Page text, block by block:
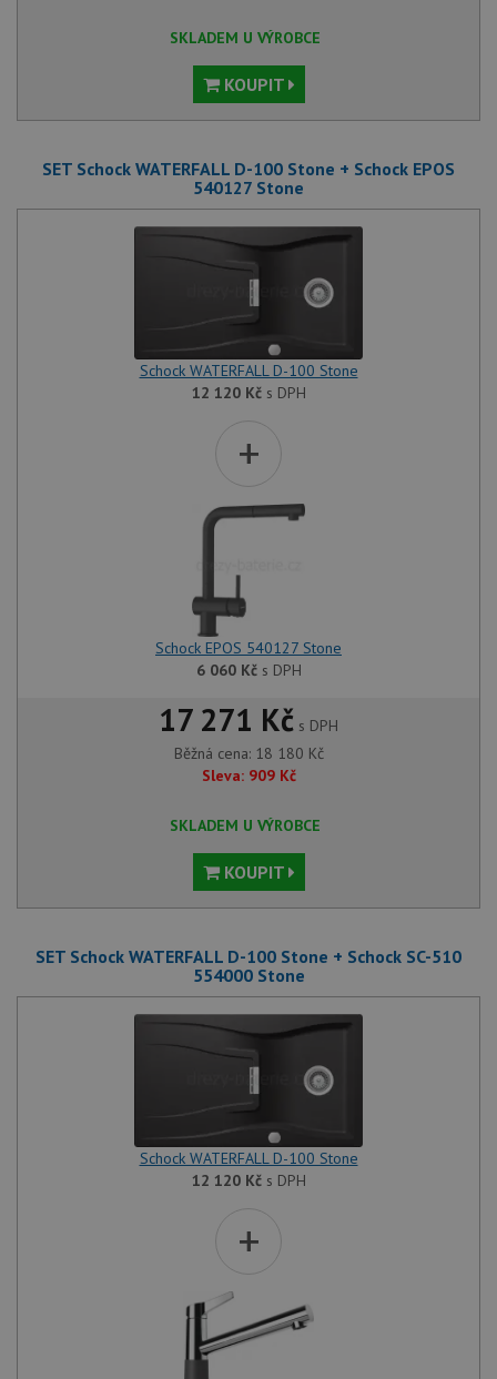
SKLADEM U VÝROBCE
KOUPIT
SET Schock WATERFALL D-100 Stone + Schock EPOS
540127 Stone
Schock WATERFALL D-100 Stone
12 120 Kčs DPH
+
Schock EPOS 540127 Stone
6 060 Kčs DPH
17 271 Kč s DPH
Běžná cena: 18 180 Kč
Sleva: 909 Kč
SKLADEM U VÝROBCE
KOUPIT
SET Schock WATERFALL D-100 Stone + Schock SC-510
554000 Stone
Schock WATERFALL D-100 Stone
12 120 Kčs DPH
+